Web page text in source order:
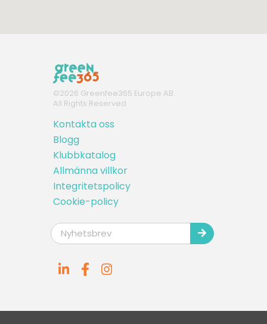
©2026 Greenfee365 Europe AB.
All Rights Reserved
Kontakta oss
Blogg
Klubbkatalog
Allmänna villkor
Integritetspolicy
Cookie-policy